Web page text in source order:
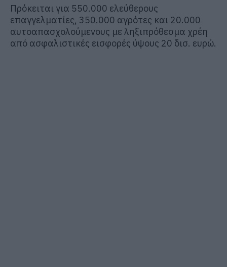
Πρόκειται για 550.000 ελεύθερους
επαγγελματίες, 350.000 αγρότες και 20.000
αυτοαπασχολούμενους με ληξιπρόθεσμα χρέη
από ασφαλιστικές εισφορές ύψους 20 δισ. ευρώ.